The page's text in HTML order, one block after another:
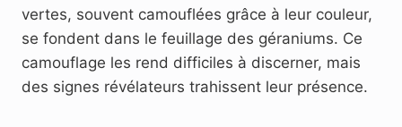
vertes, souvent camouflées grâce à leur couleur,
se fondent dans le feuillage des géraniums. Ce
camouflage les rend difficiles à discerner, mais
des signes révélateurs trahissent leur présence.